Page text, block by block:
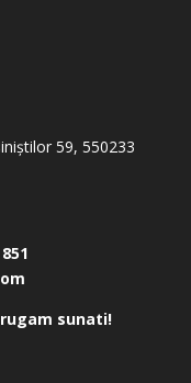
59, 550233
sunati!